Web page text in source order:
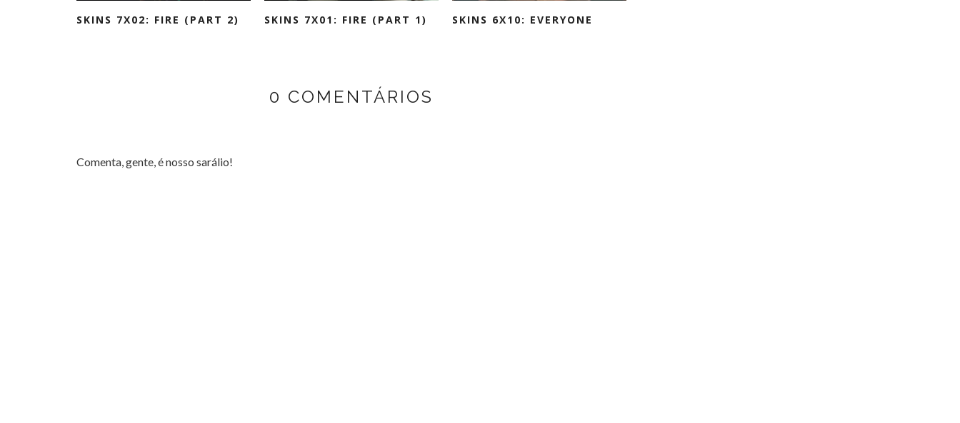
SKINS 7X02: FIRE (PART 2) SKINS 7X01: FIRE (PART 1) SKINS 6X10: EVERYONE
0 COMENTÁRIOS
Comenta, gente, é nosso sarálio!